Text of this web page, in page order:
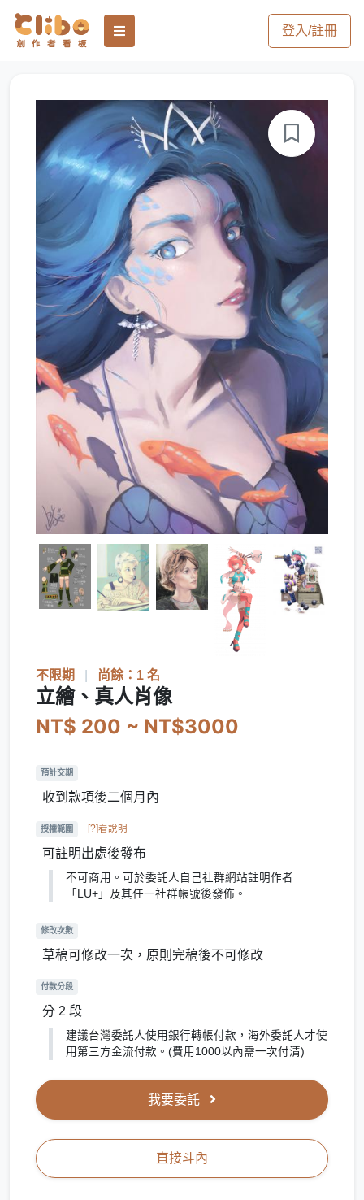
登入/註冊
不限期 尚餘：1 名
立繪、真人肖像
NT$ 200 ~ NT$3000
預計交期
收到款項後二個月內
授權範圍 [?]看說明
可註明出處後發布
不可商用。可於委託人自己社群網站註明作者
「LU+」及其任一社群帳號後發佈。
修改次數
草稿可修改一次，原則完稿後不可修改
付款分段
分 2 段
建議台灣委託人使用銀行轉帳付款，海外委託人才使
用第三方金流付款。(費用1000以內需一次付清)
我要委託
直接斗內